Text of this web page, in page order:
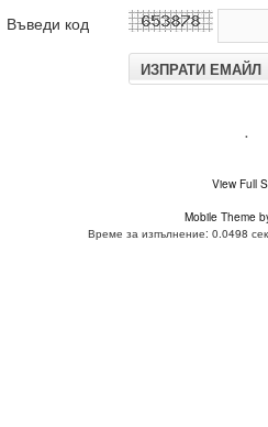
Въведи код
.
View Full
Mobile Theme
Време за изпълнение: 0.0498